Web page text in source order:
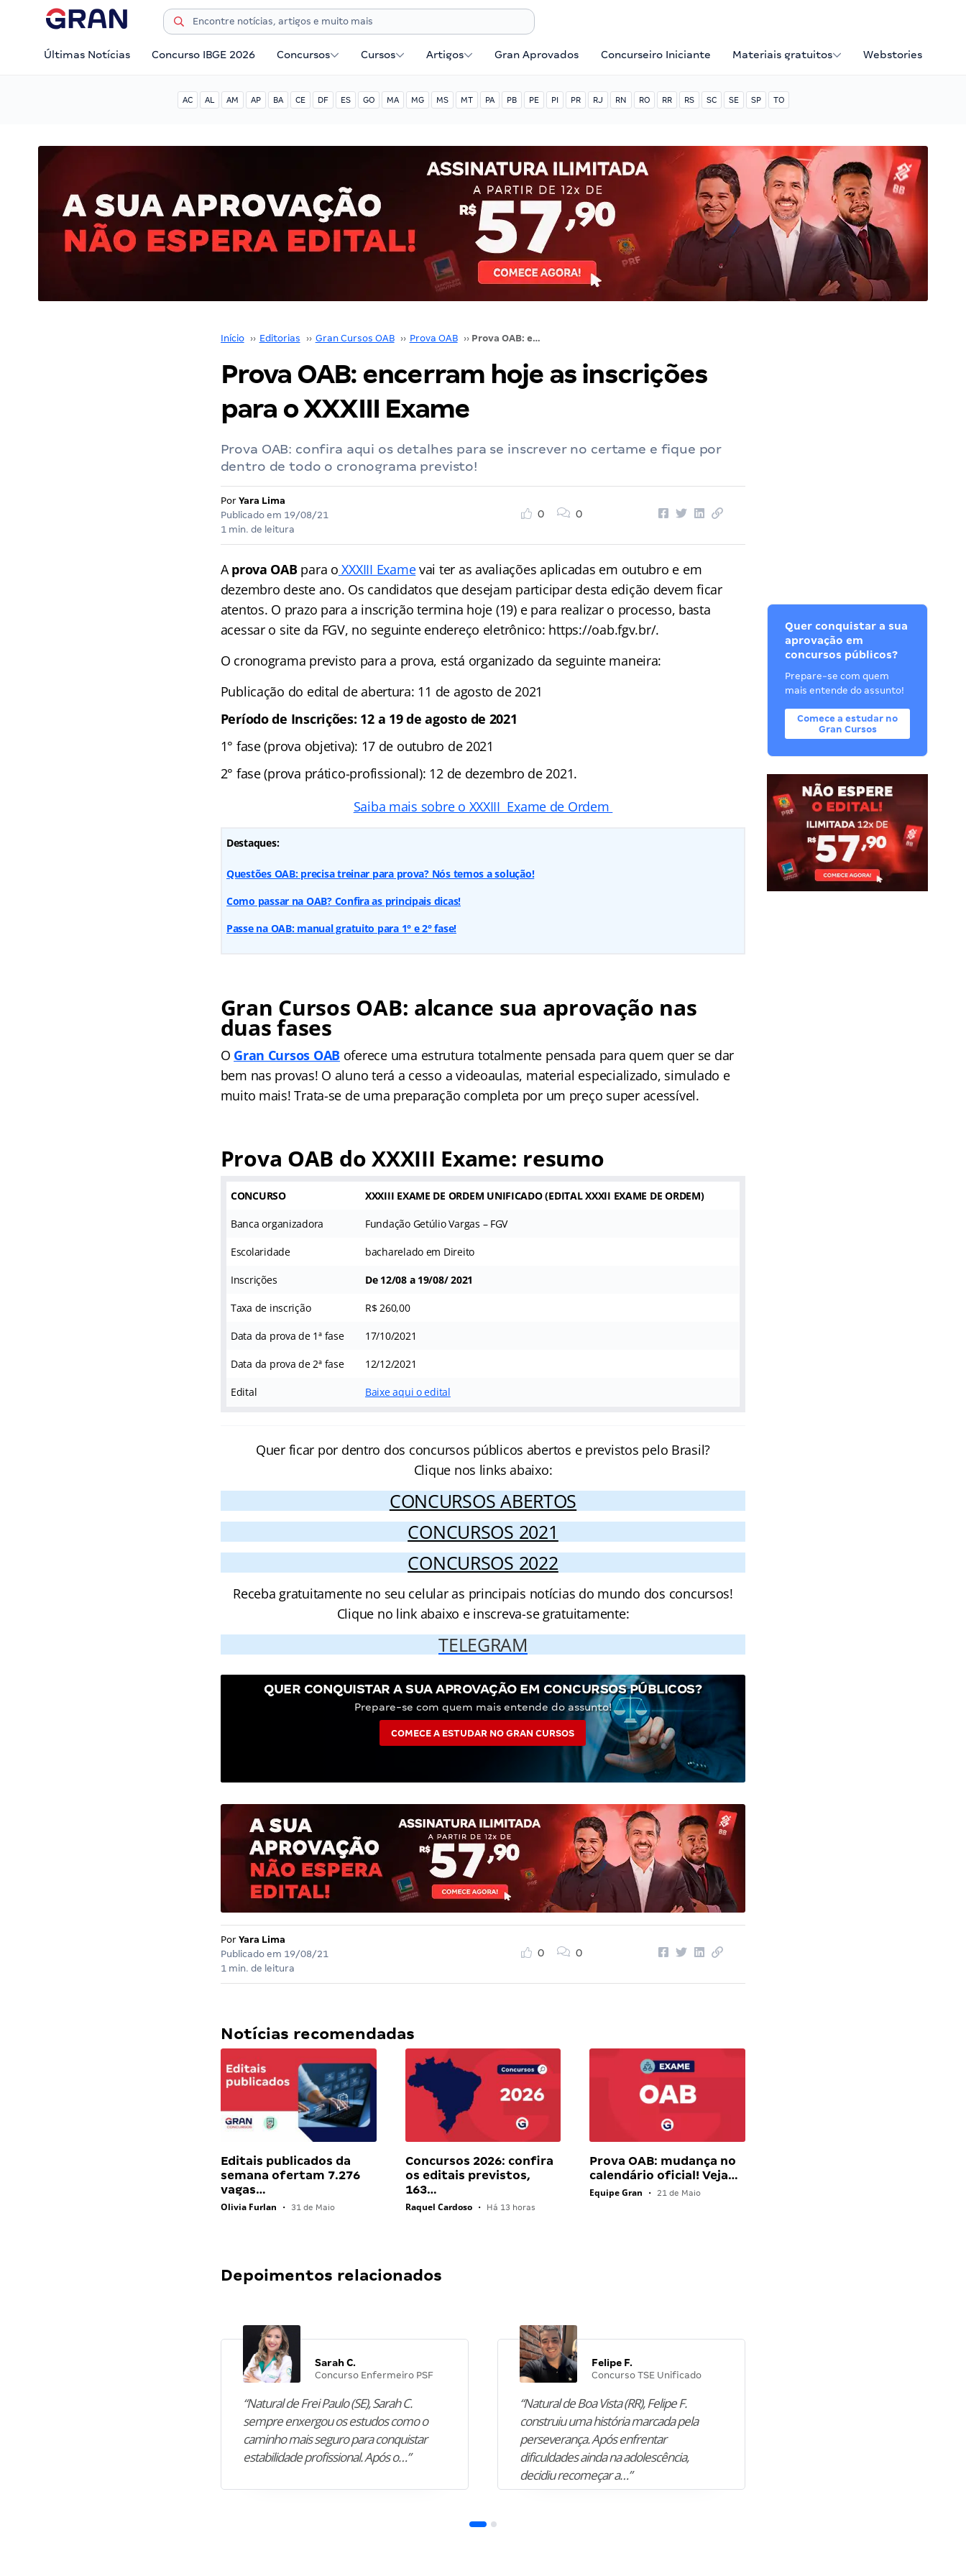
Últimas Notícias Concurso IBGE 2026 Concursos Cursos Artigos Gran Aprovados Concurseiro Iniciante Materiais gratuitos Webstories
AC AL AM AP BA CE DF ES GO MA MG MS MT PA PB PE PI PR RJ RN RO RR RS SC SE SP TO
Início ›› Editorias ›› Gran Cursos OAB ›› Prova OAB ›› Prova OAB: encerram hoje as inscrições para o XXXIII Exame
Prova OAB: encerram hoje as inscrições
para o XXXIII Exame
Prova OAB: confira aqui os detalhes para se inscrever no certame e fique por
dentro de todo o cronograma previsto!
Por Yara Lima
Publicado em 19/08/21
1 min. de leitura
0 0
Aprova OABpara o XXXIII Examevai ter as avaliações aplicadas em outubro e em
dezembro deste ano. Os candidatos que desejam participar desta edição devem ficar
atentos. O prazo para a inscrição termina hoje (19) e para realizar o processo, basta
acessar o site da FGV, no seguinte endereço eletrônico: https://oab.fgv.br/.
O cronograma previsto para a prova, está organizado da seguinte maneira:
Publicação do edital de abertura: 11 de agosto de 2021
Período de Inscrições: 12 a 19 de agosto de 2021
1° fase (prova objetiva): 17 de outubro de 2021
2° fase (prova prático-profissional): 12 de dezembro de 2021.
Saiba mais sobre o XXXIII Exame de Ordem
Destaques:
Questões OAB: precisa treinar para prova? Nós temos a solução!
Como passar na OAB? Confira as principais dicas!
Passe na OAB: manual gratuito para 1° e 2° fase!
Gran Cursos OAB: alcance sua aprovação nas
duas fases
O Gran Cursos OAB oferece uma estrutura totalmente pensada para quem quer se dar
bem nas provas! O aluno terá a cesso a videoaulas, material especializado, simulado e
muito mais! Trata-se de uma preparação completa por um preço super acessível.
Prova OAB do XXXIII Exame: resumo
CONCURSO XXXIII EXAME DE ORDEM UNIFICADO (EDITAL XXXII EXAME DE ORDEM)
Banca organizadora Fundação Getúlio Vargas – FGV
Escolaridade bacharelado em Direito
Inscrições De 12/08 a 19/08/ 2021
Taxa de inscrição R$ 260,00
Data da prova de 1ª fase 17/10/2021
Data da prova de 2ª fase 12/12/2021
Edital Baixe aqui o edital
Quer ficar por dentro dos concursos públicos abertos e previstos pelo Brasil?
Clique nos links abaixo:
CONCURSOS ABERTOS
CONCURSOS 2021
CONCURSOS 2022
Receba gratuitamente no seu celular as principais notícias do mundo dos concursos!
Clique no link abaixo e inscreva-se gratuitamente:
TELEGRAM
QUER CONQUISTAR A SUA APROVAÇÃO EM CONCURSOS PÚBLICOS?
Prepare-se com quem mais entende do assunto!
COMECE A ESTUDAR NO GRAN CURSOS
Por Yara Lima
Publicado em 19/08/21
1 min. de leitura
0 0
Notícias recomendadas
Editais publicados da
semana ofertam 7.276
vagas…
Olivia Furlan • 31 de Maio
Concursos 2026: confira
os editais previstos,
163…
Raquel Cardoso • Há 13 horas
Prova OAB: mudança no
calendário oficial! Veja…
Equipe Gran • 21 de Maio
Depoimentos relacionados
Sarah C.
Concurso Enfermeiro PSF
“Natural de Frei Paulo (SE), Sarah C.
sempre enxergou os estudos como o
caminho mais seguro para conquistar
estabilidade profissional. Após o…”
Felipe F.
Concurso TSE Unificado
“Natural de Boa Vista (RR), Felipe F.
construiu uma história marcada pela
perseverança. Após enfrentar
dificuldades ainda na adolescência,
decidiu recomeçar a…”
Quer conquistar a sua
aprovação em
concursos públicos?
Prepare-se com quem
mais entende do assunto!
Comece a estudar no
Gran Cursos